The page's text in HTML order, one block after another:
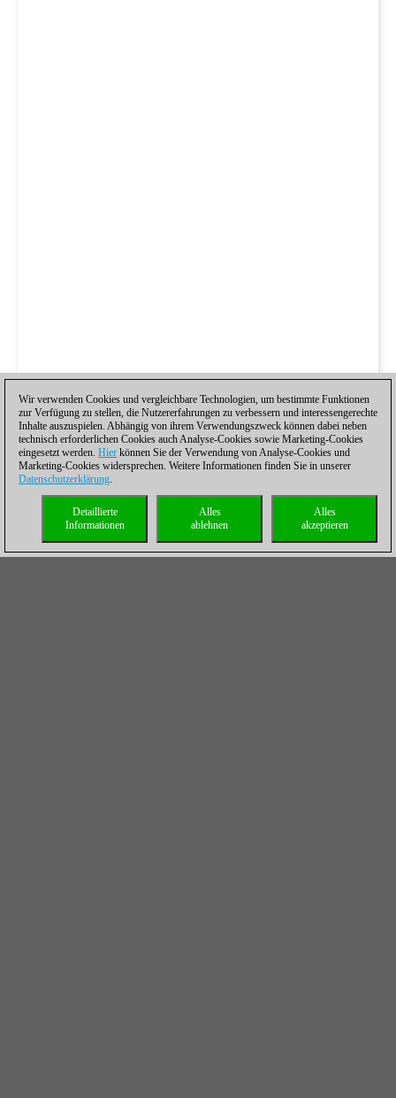
Wir verwenden Cookies und vergleichbare Technologien, um bestimmte Funktionen
zur Verfügung zu stellen, die Nutzererfahrungen zu verbessern und interessengerechte
Inhalte auszuspielen. Abhängig von ihrem Verwendungszweck können dabei neben
technisch erforderlichen Cookies auch Analyse-Cookies sowie Marketing-Cookies
eingesetzt werden. Hier können Sie der Verwendung von Analyse-Cookies und
Marketing-Cookies widersprechen. Weitere Informationen finden Sie in unserer
Datenschutzerklärung.
Alles
akzeptieren
Alles
ablehnen
Detaillierte
Informationen